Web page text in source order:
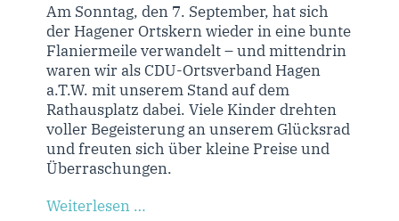
Am Sonntag, den 7. September, hat sich
der Hagener Ortskern wieder in eine bunte
Flaniermeile verwandelt – und mittendrin
waren wir als CDU-Ortsverband Hagen
a.T.W. mit unserem Stand auf dem
Rathausplatz dabei. Viele Kinder drehten
voller Begeisterung an unserem Glücksrad
und freuten sich über kleine Preise und
Überraschungen.
Weiterlesen …